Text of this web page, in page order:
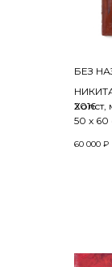
БЕЗ
2016
Холст,
50 x 60
60 000 ₽